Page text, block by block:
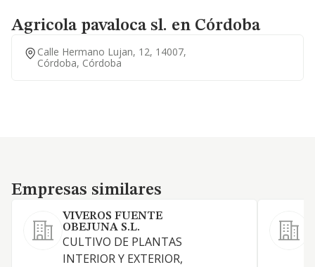
Agricola pavaloca sl. en Córdoba
Calle Hermano Lujan, 12, 14007,
Córdoba, Córdoba
Empresas similares
Empresas similares
VIVEROS FUENTE
OBEJUNA S.L.
CULTIVO DE PLANTAS
INTERIOR Y EXTERIOR,